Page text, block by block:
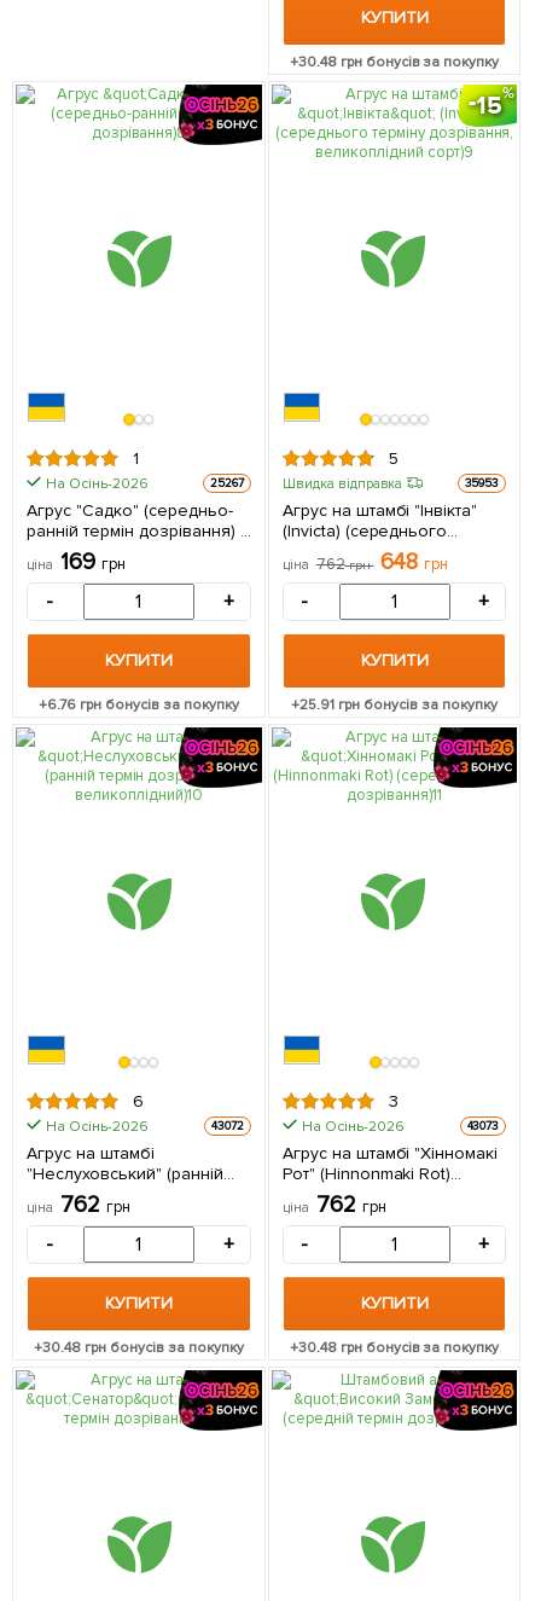
КУПИТИ
+30.48грн бонусів за покупку
1
На Осінь-2026 25267
Агрус "Садко" (середньо-
ранній термін дозрівання) 1
саджанець в упаковці
ціна 169 грн
- +
КУПИТИ
+6.76 грн бонусів за покупку
15
5
Швидка відправка 35953
Агрус на штамбі "Інвікта"
(Invicta) (середнього
терміну дозрівання,
великоплідний сорт) 1
саджанець в упаковці
ціна 762грн 648 грн
- +
КУПИТИ
+25.91 грн бонусів за покупку
6
На Осінь-2026 43072
Агрус на штамбі
"Неслуховський" (ранній
термін дозрівання,
великоплідний) 1
саджанець в упаковці
ціна 762 грн
- +
КУПИТИ
+30.48грн бонусів за покупку
3
На Осінь-2026 43073
Агрус на штамбі "Хінномакі
Рот" (Hinnonmaki Rot)
(середній термін
дозрівання) 1 саджанець в
ціна 762 грн
- +
КУПИТИ
+30.48грн бонусів за покупку